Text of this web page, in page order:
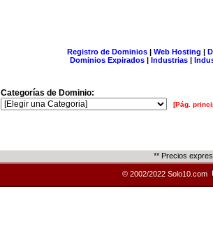
Registro de Dominios| Web Hosting |
Dominios Expirados | Industrias |
Categorías de Dominio:
[Pág.
** Precios
© 2002/2022 Solo10.com